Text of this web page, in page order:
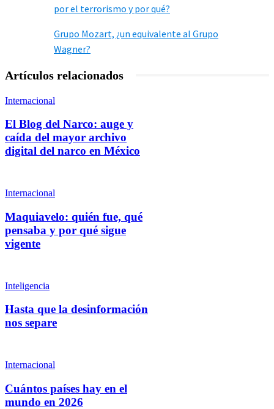
por el terrorismo y por qué?
Grupo Mozart, ¿un equivalente al Grupo
Wagner?
Artículos relacionados
Internacional
El Blog del Narco: auge y
caída del mayor archivo
digital del narco en México
Internacional
Maquiavelo: quién fue, qué
pensaba y por qué sigue
vigente
Inteligencia
Hasta que la desinformación
nos separe
Internacional
Cuántos países hay en el
mundo en 2026